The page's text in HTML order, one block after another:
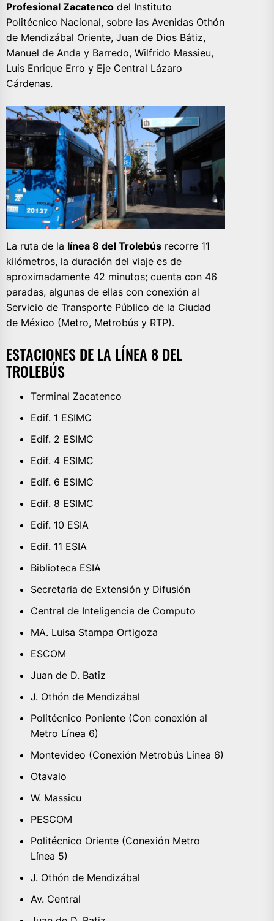
Profesional Zacatenco del Instituto
Politécnico Nacional, sobre las Avenidas Othón
de Mendizábal Oriente, Juan de Dios Bátiz,
Manuel de Anda y Barredo, Wilfrido Massieu,
Luis Enrique Erro y Eje Central Lázaro
Cárdenas.
La ruta de la línea 8 del Trolebús recorre 11
kilómetros, la duración del viaje es de
aproximadamente 42 minutos; cuenta con 46
paradas, algunas de ellas con conexión al
Servicio de Transporte Público de la Ciudad
de México (Metro, Metrobús y RTP).
ESTACIONES DE LA LÍNEA 8 DEL
TROLEBÚS
Terminal Zacatenco
Edif. 1 ESIMC
Edif. 2 ESIMC
Edif. 4 ESIMC
Edif. 6 ESIMC
Edif. 8 ESIMC
Edif. 10 ESIA
Edif. 11 ESIA
Biblioteca ESIA
Secretaria de Extensión y Difusión
Central de Inteligencia de Computo
MA. Luisa Stampa Ortigoza
ESCOM
Juan de D. Batiz
J. Othón de Mendizábal
Politécnico Poniente (Con conexión al
Metro Línea 6)
Montevideo (Conexión Metrobús Línea 6)
Otavalo
W. Massicu
PESCOM
Politécnico Oriente (Conexión Metro
Línea 5)
J. Othón de Mendizábal
Av. Central